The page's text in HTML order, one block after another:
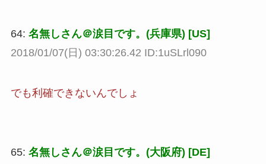
64: 名無しさん＠涙目です。(兵庫県) [US]
2018/01/07(日) 03:30:26.42 ID:1uSLrl090
でも利確できないんでしょ
65: 名無しさん＠涙目です。(大阪府) [DE]